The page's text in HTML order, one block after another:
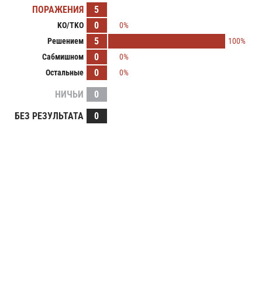
ПОРАЖЕНИЯ 5
KO/TKO 0
0%
Решением
5
100%
Сабмишном
0
0%
Остальные
0 0%
НИЧЬИ
0
БЕЗ РЕЗУЛЬТАТА
0